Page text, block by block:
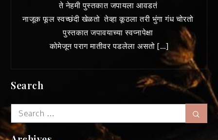
ते नेहमी पुस्तकात जपायला आवडतं
नाजूक फूल स्वच्छंदी खेळतो तेव्हा कूठला तरी भुंगा गंध चोरतो
पुस्तकात जपावयाच्या स्वप्नापेक्षा
कोमेजून पराग मातीवर पडलेला असतो […]
Search
Search
for: